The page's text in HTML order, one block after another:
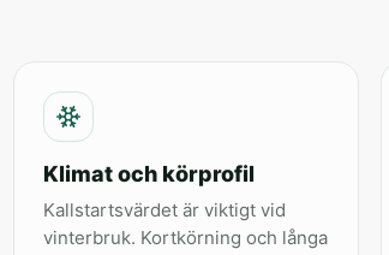
Klimat och körprofil
Kallstartsvärdet är viktigt vid
vinterbruk. Kortkörning och långa